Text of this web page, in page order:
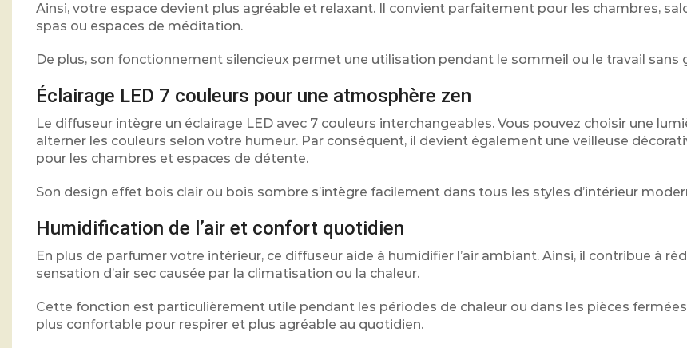
Ainsi, votre espace devient plus agréable et relaxant. Il convient parfaitement pour les chambres,
spas ou espaces de méditation.
De plus, son fonctionnement silencieux permet une utilisation pendant le sommeil ou le travail sans
Éclairage LED 7 couleurs pour une atmosphère zen
Le diffuseur intègre un éclairage LED avec 7 couleurs interchangeables. Vous pouvez choisir une
alterner les couleurs selon votre humeur. Par conséquent, il devient également une veilleuse
pour les chambres et espaces de détente.
Son design effet bois clair ou bois sombre s’intègre facilement dans tous les styles d’intérieur
Humidification de l’air et confort quotidien
En plus de parfumer votre intérieur, ce diffuseur aide à humidifier l’air ambiant. Ainsi, il contribue à
sensation d’air sec causée par la climatisation ou la chaleur.
Cette fonction est particulièrement utile pendant les périodes de chaleur ou dans les pièces
plus confortable pour respirer et plus agréable au quotidien.